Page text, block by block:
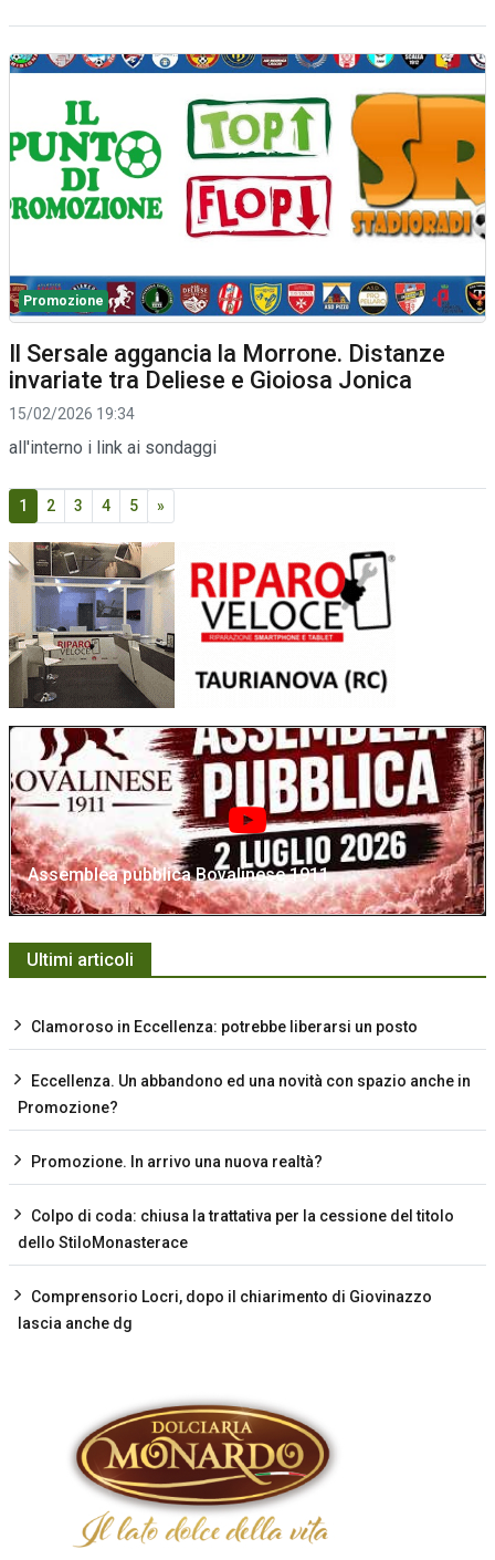
Promozione
Il Sersale aggancia la Morrone. Distanze
invariate tra Deliese e Gioiosa Jonica
15/02/2026 19:34
all'interno i link ai sondaggi
1 2 3 4 5 »
Assemblea pubblica Bovalinese 1911
Ultimi articoli
Clamoroso in Eccellenza: potrebbe liberarsi un posto
Eccellenza. Un abbandono ed una novità con spazio anche in
Promozione?
Promozione. In arrivo una nuova realtà?
Colpo di coda: chiusa la trattativa per la cessione del titolo
dello StiloMonasterace
Comprensorio Locri, dopo il chiarimento di Giovinazzo
lascia anche dg